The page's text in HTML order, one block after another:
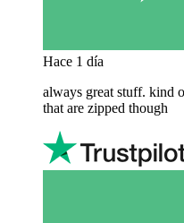
Hace 1 día
always great stuff. kind
that are zipped though